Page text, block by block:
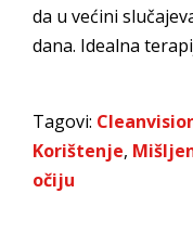
da u većini
dana. Idealna
Tagovi:
Korištenje,
očiju